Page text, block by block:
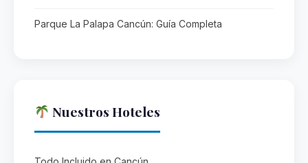
Parque La Palapa Cancún: Guía Completa
Nuestros Hoteles